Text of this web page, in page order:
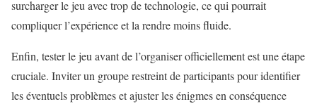
surcharger le jeu avec trop de technologie, ce qui pourrait
compliquer l’expérience et la rendre moins fluide.
Enfin, tester le jeu avant de l’organiser officiellement est une étape
cruciale. Inviter un groupe restreint de participants pour identifier
les éventuels problèmes et ajuster les énigmes en conséquence